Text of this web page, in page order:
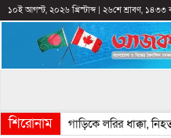
১০ই আগস্ট, ২০২৬ খ্রিস্টাব্দ| ২৬শে শ্রাবণ, ১৪৩৩
শিরোনাম
থাকা চার গাড়িকে লরির ধাক্কা, নিহত ২